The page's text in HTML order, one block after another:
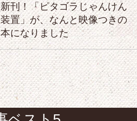
新刊！「ピタゴラじゃんけん
装置」が、なんと映像つきの
本になりました